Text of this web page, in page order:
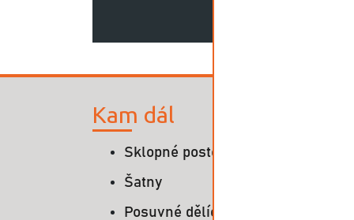
Kam dál
Sklopné postele
Šatny
Posuvné dělící příčky